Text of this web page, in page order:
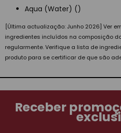
Aqua (Water) ()
[Última actualização: Junho 2026] Ver
ingredientes incluídos na composição
regularmente. Verifique a lista de
produto para se certificar de que são
Receber